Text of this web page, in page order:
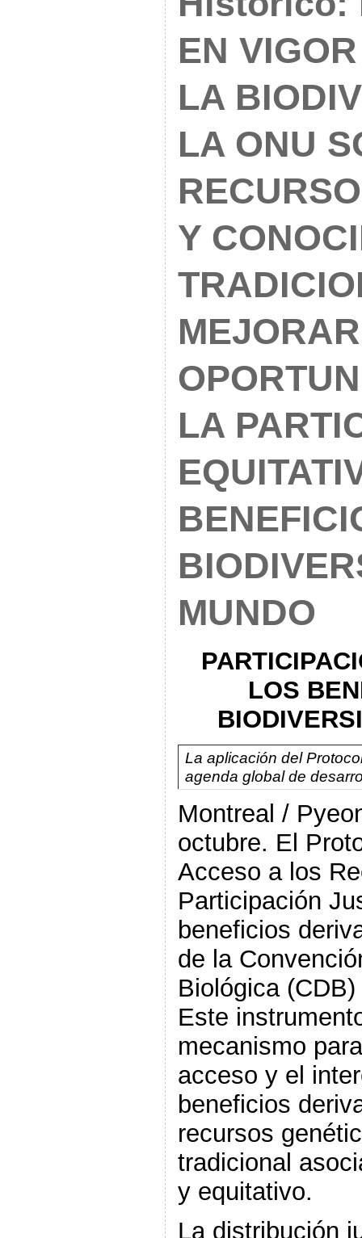
EN
LA
LA ONU
Y
LA
MUNDO
LOS
La aplicación del
agenda global de
Montreal /
octubre. El
Acceso a los
Participación
beneficios
de la
Biológica
Este
mecanismo
acceso y el
beneficios
recursos
tradicional
y equitativo.
La distribución